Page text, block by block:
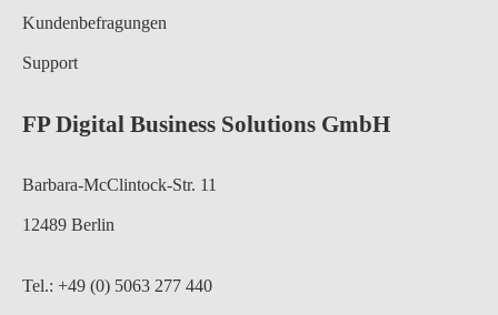
Kundenbefragungen
Support
FP Digital Business Solutions GmbH
Barbara-McClintock-Str. 11
12489 Berlin
Tel.: +49 (0) 5063 277 440